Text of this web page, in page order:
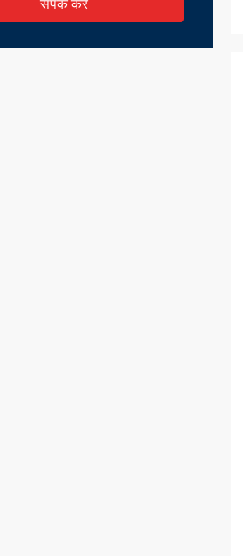
संपर्क करें